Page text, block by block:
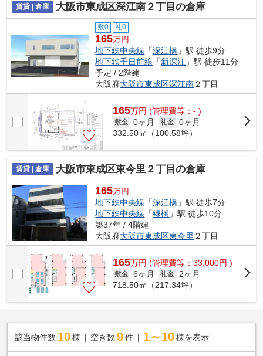
賃貸 | 倉庫 大阪市東成区深江南２丁目の倉庫
敷0 礼0
165万円
地下鉄中央線 「深江橋 」駅 徒歩9分
地下鉄千日前線 「新深江 」駅 徒歩11分
予定 / 2階建
大阪府大阪市東成区深江南２丁目
165万円 (管理費等：- )
敷金 0ヶ月 礼金 0ヶ月
332.50㎡（100.58坪）
賃貸 | 倉庫 大阪市東成区東今里２丁目の倉庫
165万円
地下鉄中央線 「深江橋 」駅 徒歩7分
地下鉄中央線 「緑橋 」駅 徒歩10分
築37年 / 4階建
大阪府大阪市東成区東今里 ２丁目
165万円 (管理費等：33,000円 )
敷金 6ヶ月 礼金
2ヶ月
718.50㎡（217.34坪）
該当物件数 10棟 空き数 9 件 1～10 棟を表示